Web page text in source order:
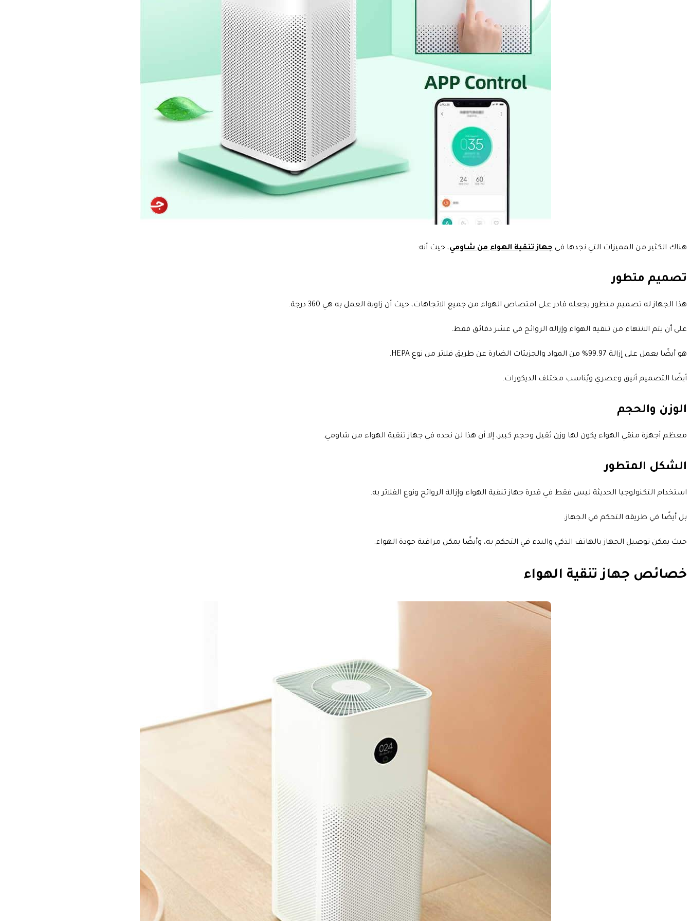
هناك الكثير من المميزات التي نجدها في جهاز تنقية الهواء من شاومي، حيث أنه:
تصميم متطور
هذا الجهاز له تصميم متطور يجعله قادر على امتصاص الهواء من جميع الاتجاهات، حيث أن زاوية العمل به هي 360 درجة.
على أن يتم الانتهاء من تنقية الهواء وإزالة الروائح في عشر دقائق فقط.
هو أيضًا يعمل على إزالة 99.97% من المواد والجزيئات الضارة عن طريق فلاتر من نوع HEPA.
أيضًا التصميم أنيق وعصري ويُناسب مختلف الديكورات.
الوزن والحجم
معظم أجهزة منقي الهواء يكون لها وزن ثقيل وحجم كبير، إلا أن هذا لن نجده في جهاز تنقية الهواء من شاومي.
الشكل المتطور
استخدام التكنولوجيا الحديثة ليس فقط في قدرة جهاز تنقية الهواء وإزالة الروائح ونوع الفلاتر به.
بل أيضًا في طريقة التحكم في الجهاز.
حيث يمكن توصيل الجهاز بالهاتف الذكي والبدء في التحكم به، وأيضًا يمكن مراقبة جودة الهواء.
خصائص جهاز تنقية الهواء